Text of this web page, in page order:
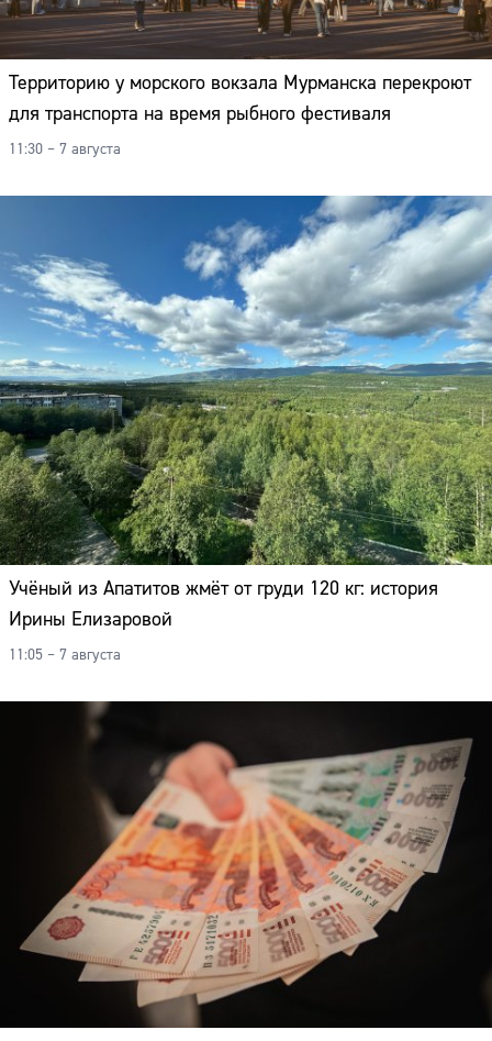
Территорию у морского вокзала Мурманска перекроют
для транспорта на время рыбного фестиваля
11:30 – 7 августа
Учёный из Апатитов жмёт от груди 120 кг: история
Ирины Елизаровой
11:05 – 7 августа